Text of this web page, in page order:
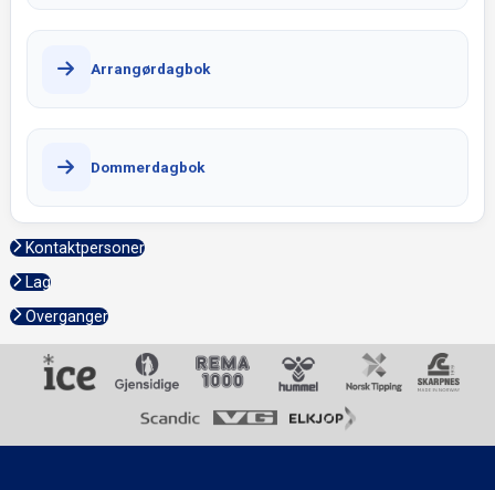
Arrangørdagbok
Dommerdagbok
Kontaktpersoner
Lag
Overganger